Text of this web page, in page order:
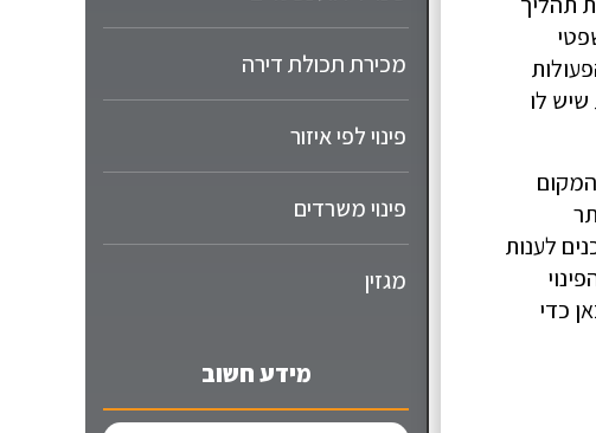
לו
לענות
כדי
מכירת תכולת דירה
פינוי לפי איזור
פינוי משרדים
מגזין
מידע חשוב